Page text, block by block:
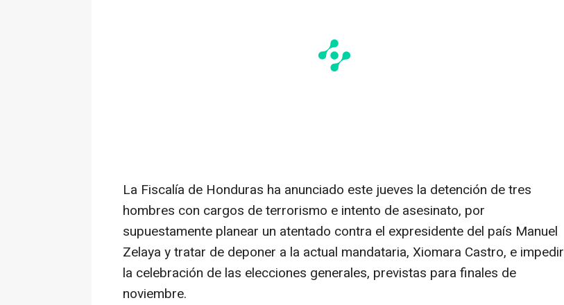
La Fiscalía de Honduras ha anunciado este jueves la detención de tres
hombres con cargos de terrorismo e intento de asesinato, por
supuestamente planear un atentado contra el expresidente del país Manuel
Zelaya y tratar de deponer a la actual mandataria, Xiomara Castro, e impedir
la celebración de las elecciones generales, previstas para finales de
noviembre.